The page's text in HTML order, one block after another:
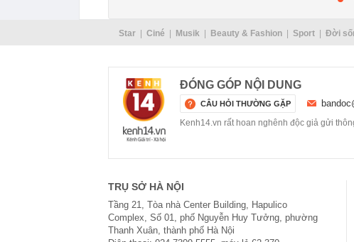
Star Ciné Musik Beauty & Fashion Sport Đời
ĐÓNG GÓP NỘI DUNG
CÂU HỎI THƯỜNG GẶP
Kenh14.vn rất hoan nghênh độc giả gửi
TRỤ SỞ HÀ NỘI
Tầng 21, Tòa nhà Center Building, Hapulico
Complex, Số 01, phố Nguyễn Huy Tưởng, phường
Thanh Xuân, thành phố Hà Nội